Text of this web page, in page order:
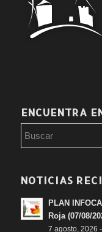
ENCUENTRA
NOTICIAS
PLAN
Roja (07/08/
7 agosto, 2026